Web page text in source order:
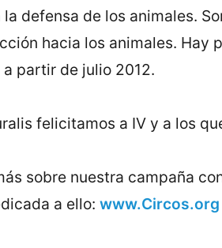
defensa de los animales.
hacia los animales. Hay
partir de julio 2012.
felicitamos a IV y a los
sobre nuestra campaña
a ello: www.Circos.org